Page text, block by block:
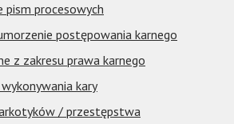
pism procesowych
postępowania karnego
z zakresu prawa karnego
kary
/ przestępstwa